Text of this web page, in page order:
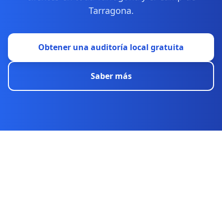
Tarragona.
Obtener una auditoría local gratuita
Saber más